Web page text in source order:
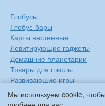
Мы используем cookie,
Глобусы
Глобус-бары
Карты настенные
Левитирующие гаджеты
Домашние планетарии
Товары для школы
Развивающие игры
Оригинальные игрушки
Подарки на Новый Год